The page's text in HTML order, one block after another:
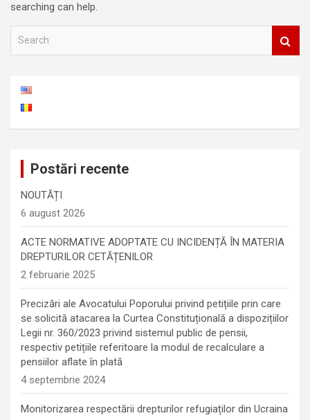
searching can help.
Postări recente
NOUTĂȚI
6 august 2026
ACTE NORMATIVE ADOPTATE CU INCIDENȚĂ ÎN MATERIA
DREPTURILOR CETĂȚENILOR
2 februarie 2025
Precizări ale Avocatului Poporului privind petițiile prin care
se solicită atacarea la Curtea Constituțională a dispozițiilor
Legii nr. 360/2023 privind sistemul public de pensii,
respectiv petițiile referitoare la modul de recalculare a
pensiilor aflate în plată
4 septembrie 2024
Monitorizarea respectării drepturilor refugiaților din Ucraina